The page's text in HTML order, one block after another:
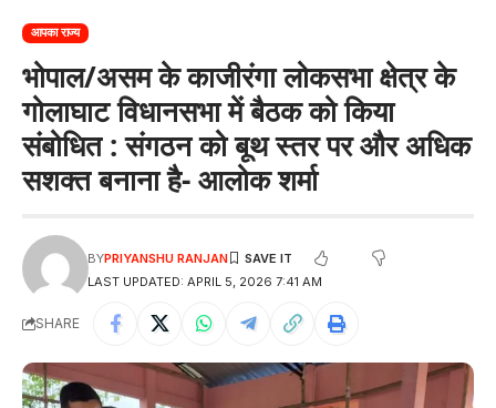
आपका राज्य
भोपाल/असम के काजीरंगा लोकसभा क्षेत्र के
गोलाघाट विधानसभा में बैठक को किया
संबोधित : संगठन को बूथ स्तर पर और अधिक
सशक्त बनाना है- आलोक शर्मा
LAST UPDATED: APRIL 5, 2026 7:41 AM
BYPRIYANSHU RANJAN
SHARE